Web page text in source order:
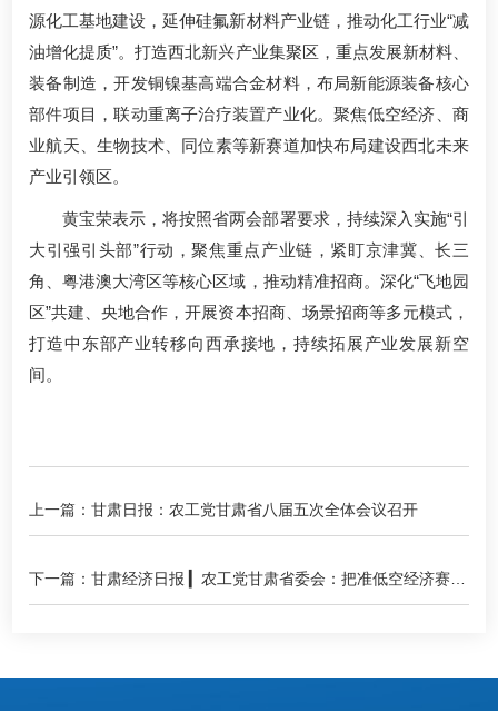
源化工基地建设，延伸硅氟新材料产业链，推动化工行业“减
油增化提质”。打造西北新兴产业集聚区，重点发展新材料、
装备制造，开发铜镍基高端合金材料，布局新能源装备核心
部件项目，联动重离子治疗装置产业化。聚焦低空经济、商
业航天、生物技术、同位素等新赛道加快布局建设西北未来
产业引领区。
黄宝荣表示，将按照省两会部署要求，持续深入实施“引
大引强引头部”行动，聚焦重点产业链，紧盯京津冀、长三
角、粤港澳大湾区等核心区域，推动精准招商。深化“飞地园
区”共建、央地合作，开展资本招商、场景招商等多元模式，
打造中东部产业转移向西承接地，持续拓展产业发展新空
间。
上一篇：甘肃日报：农工党甘肃省八届五次全体会议召开
下一篇：甘肃经济日报 ▎农工党甘肃省委会：把准低空经济赛道
培育发展新增长极